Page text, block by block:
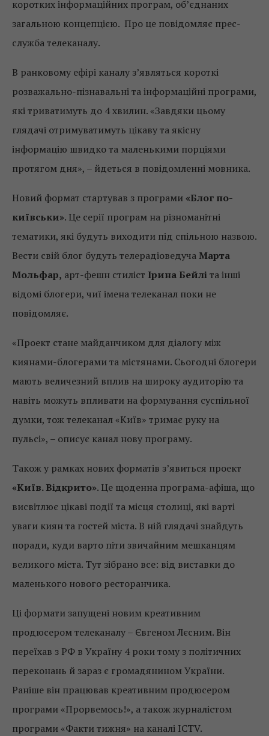
коротких інформаційних програм, об’єднаних
загальною концепцією. Про це повідомляє прес-
служба телеканалу.
В ранковому ефірі каналу з’являться короткі
розважально-пізнавальні та інформаційні програми,
які триватимуть до 4 хвилин. «Завдяки цьому
глядачі отримуватимуть цікаву та якісну
інформацію швидко та маленькими порціями
протягом дня», – йдеться в повідомленні мовника.
Новий формат стартував з програми «Блог по-
київськи». Це серії програм на різноманітні
тематики, які будуть виходити під спільною назвою.
Вести свій блог будуть телерадіоведучаМарта
Мольфар, арт-фешн стиліст Ірина Бейліта інші
відомі блогери, чиї імена телеканал поки не
повідомляє.
«Проект стане майданчиком для діалогу між
киянами-блогерами та містянами. Сьогодні блогери
мають величезний вплив на широку аудиторію та
навіть можуть впливати на формування суспільної
думки, тож телеканал «Київ» тримає руку на
пульсі», – описує канал нову програму.
Також у рамках нових форматів з’явиться проект
«Київ. Відкрито». Це щоденна програма-афіша, що
висвітлює цікаві події та місця столиці, які варті
уваги киян та гостей міста. В ній глядачі знайдуть
поради, куди варто піти звичайним мешканцям
великого міста. Тут зібрано все: від виставки до
маленького нового ресторанчика.
Ці формати запущені новим креативним
продюсером телеканалу – Євгеном Лєсним. Він
переїхав з РФ в Україну 4 роки тому з політичних
переконань й зараз є громадянином України.
Раніше він працював креативним продюсером
програми «Прорвемось!», а також журналістом
програми «Факти тижня» на каналі ICTV.